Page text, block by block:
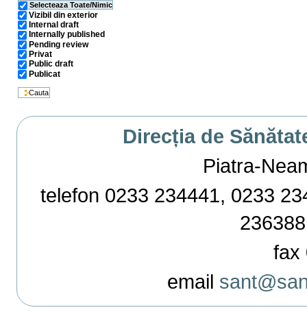
Selecteaza Toate/Nimic
Vizibil din exterior
Internal draft
Internally published
Pending review
Privat
Public draft
Publicat
Direcția de
Piatra-
telefon 0233 234441, 0233
fax
email